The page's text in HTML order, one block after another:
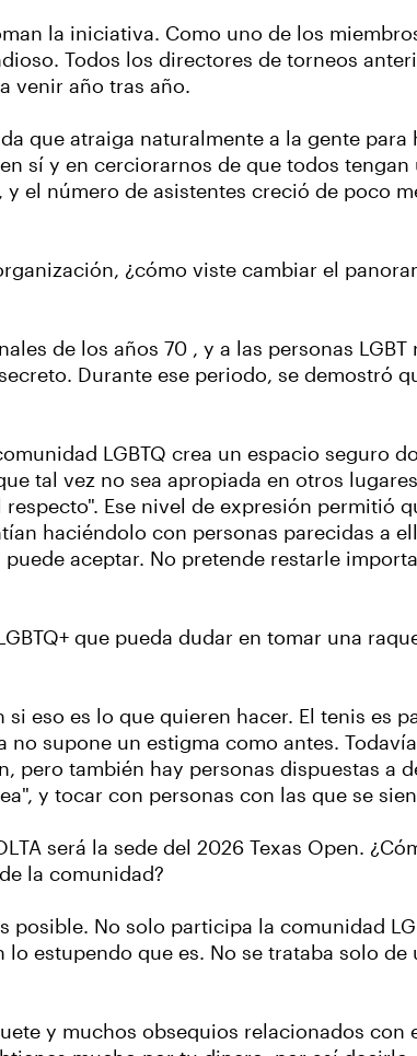
la iniciativa. Como uno de los
Todos los directores de torneos
venir año tras año.
que atraiga naturalmente a la gente
sí y en cerciorarnos de que todos
el número de asistentes creció de poco
¿cómo viste cambiar el
de los años 70 , y a las personas
Durante ese periodo, se demostró
LGBTQ crea un espacio seguro
tal vez no sea apropiada en otros
Ese nivel de expresión permitió
haciéndolo con personas parecidas a
aceptar. No pretende restarle
que pueda dudar en tomar una
eso es lo que quieren hacer. El tenis es
supone un estigma como antes.
pero también hay personas dispuestas a
y tocar con personas con las que se
será la sede del 2026 Texas Open.
la comunidad?
posible. No solo participa la comunidad
estupendo que es. No se trataba solo
y muchos obsequios relacionados